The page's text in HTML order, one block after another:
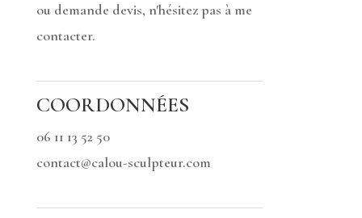
ou demande devis, n'hésitez pas à me
contacter.
COORDONNÉES
06 11 13 52 50
contact@calou-sculpteur.com